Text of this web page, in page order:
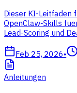
Dieser KI-Leitfaden
OpenClaw-Skills
Lead-Scoring und
Feb 25, 2026•
Anleitungen